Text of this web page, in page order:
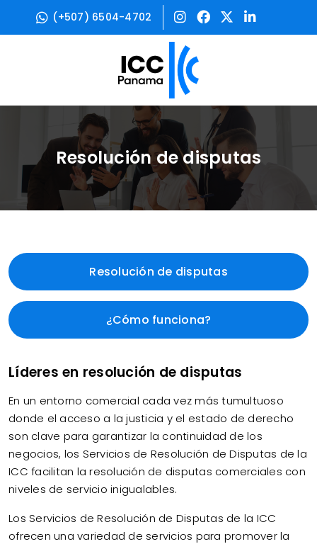
(+507) 6504-4702
Resolución de disputas
Resolución de disputas
¿Cómo funciona?
Líderes en resolución de disputas
En un entorno comercial cada vez más tumultuoso
donde el acceso a la justicia y el estado de derecho
son clave para garantizar la continuidad de los
negocios, los Servicios de Resolución de Disputas de la
ICC facilitan la resolución de disputas comerciales con
niveles de servicio inigualables.
Los Servicios de Resolución de Disputas de la ICC
ofrecen una variedad de servicios para promover la